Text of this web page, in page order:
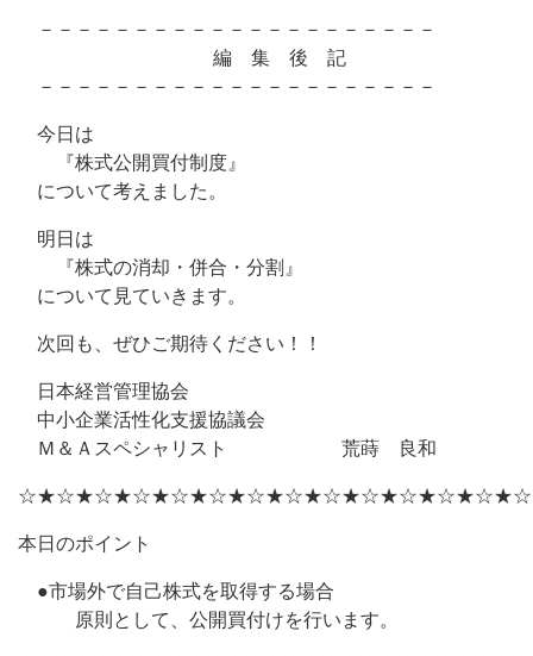
－－－－－－－－－－－－－－－－－－－－－
編 集 後 記
－－－－－－－－－－－－－－－－－－－－－
今日は
『株式公開買付制度』
について考えました。
明日は
『株式の消却・併合・分割』
について見ていきます。
次回も、ぜひご期待ください！！
日本経営管理協会
中小企業活性化支援協議会
Ｍ＆Ａスペシャリスト 荒蒔 良和
本日のポイント
●市場外で自己株式を取得する場合
原則として、公開買付けを行います。